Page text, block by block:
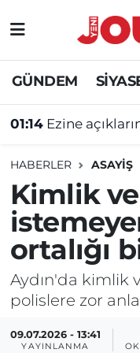
GÜNDEM
01:14 Ezine
HABERLER ASAYİŞ
Kimlik
ortalığı
Aydın'da kimlik
polislere zor
09.07.2026 - 13:41
YAYINLANMA
GÜNDEM
SİYASET
DÜNYA
EĞİTİM
ÖZEL HABER
Nöbetçi
Hava Durumu
Süper Lig
Tüm
Son Dakika
Haber Arşivi